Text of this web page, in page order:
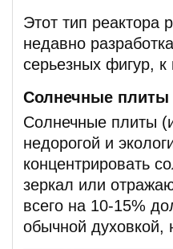
Этот тип реактора
недавно
серьезных фигур,
Солнечные плиты
Солнечные плиты
недорогой и
концентрировать
зеркал или
всего на 10-15%
обычной духовкой,